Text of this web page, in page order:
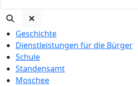
Geschichte
Dienstleistungen für die Bürger
Schule
Standensamt
Moschee